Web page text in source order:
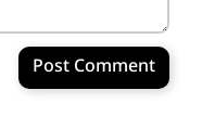
Post Comment